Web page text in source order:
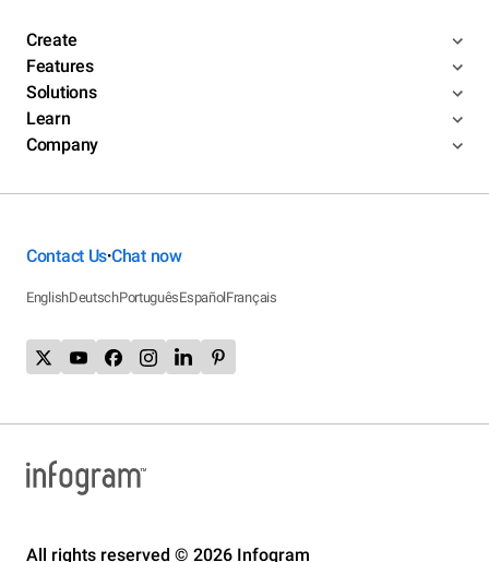
Create
Features
Solutions
Learn
Company
Contact Us•Chat now
EnglishDeutschPortuguêsEspañolFrançais
All rights reserved © 2026 Infogram